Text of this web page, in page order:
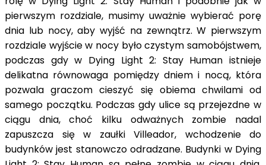
pierwszym rozdziale, musimy uważnie wybierać porę
dnia lub nocy, aby wyjść na zewnątrz. W pierwszym
rozdziale wyjście w nocy było czystym samobójstwem,
podczas gdy w Dying Light 2: Stay Human istnieje
delikatna równowaga pomiędzy dniem i nocą, która
pozwala graczom cieszyć się obiema chwilami od
samego początku. Podczas gdy ulice są przejezdne w
ciągu dnia, choć kilku odważnych zombie nadal
zapuszcza się w zaułki Villeador, wchodzenie do
budynków jest stanowczo odradzane. Budynki w Dying